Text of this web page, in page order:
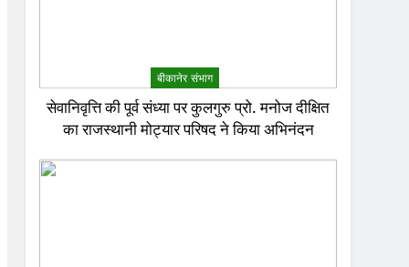
बीकानेर संभाग
सेवानिवृत्ति की पूर्व संध्या पर कुलगुरु प्रो. मनोज दीक्षित
का राजस्थानी मोट्यार परिषद ने किया अभिनंदन